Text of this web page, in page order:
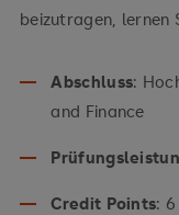
beizutragen, lernen
Abschluss:
and Finance
Credit Points: 6